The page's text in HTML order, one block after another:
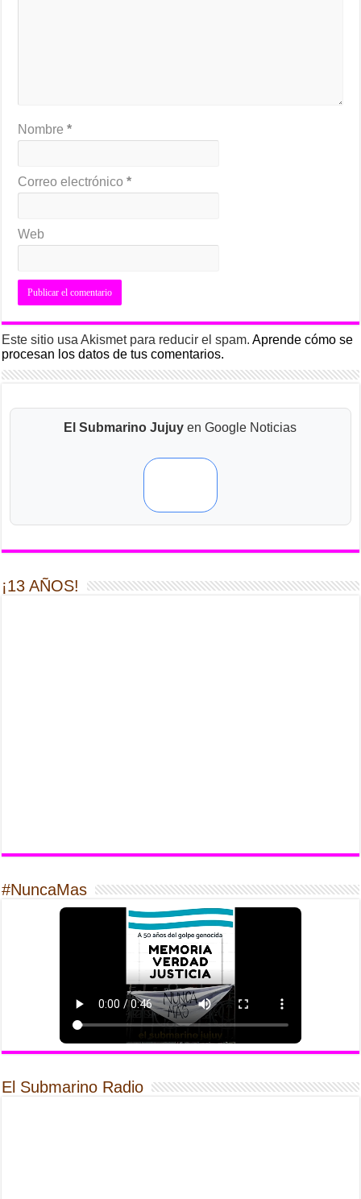
Nombre*
Correo electrónico*
Web
Este sitio usa Akismet para reducir el spam.Aprende cómo se
procesan los datos de tus comentarios.
El Submarino Jujuy en Google Noticias
¡13 AÑOS!
#NuncaMas
El Submarino Radio